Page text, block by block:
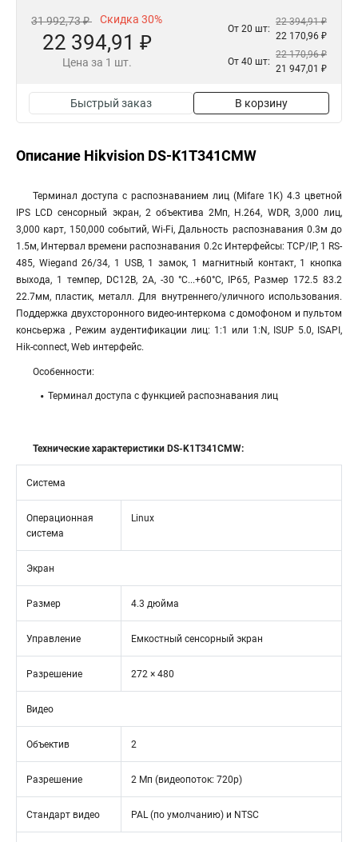
31 992,73 ₽ Скидка 30%
22 394,91 ₽
Цена за 1 шт.
От 20 шт:
22 394,91 ₽
22 170,96 ₽
От 40 шт:
22 170,96 ₽
21 947,01 ₽
Быстрый заказ В корзину
Описание Hikvision DS-K1T341CMW
Терминал доступа с распознаванием лиц (Mifare 1K) 4.3 цветной
IPS LCD сенсорный экран, 2 объектива 2Мп, H.264, WDR, 3,000 лиц,
3,000 карт, 150,000 событий, Wi-Fi, Дальность распознавания 0.3м до
1.5м, Интервал времени распознавания 0.2с Интерфейсы: TCP/IP, 1 RS-
485, Wiegand 26/34, 1 USB, 1 замок, 1 магнитный контакт, 1 кнопка
выхода, 1 темпер, DC12В, 2А, -30 °C...+60°C, IP65, Размер 172.5 83.2
22.7мм, пластик, металл. Для внутреннего/уличного использования.
Поддержка двухсторонного видео-интеркома с домофоном и пультом
консьержа , Режим аудентификации лиц: 1:1 или 1:N, ISUP 5.0, ISAPI,
Hik-connect, Web интерфейс.
Особенности:
Терминал доступа с функцией распознавания лиц
Технические характеристики DS-K1T341CMW:
Система
Операционная
система
Linux
Экран
Размер 4.3 дюйма
Управление Емкостный сенсорный экран
Разрешение 272 × 480
Видео
Объектив 2
Разрешение 2 Мп (видеопоток: 720р)
Стандарт видео PAL (по умолчанию) и NTSC